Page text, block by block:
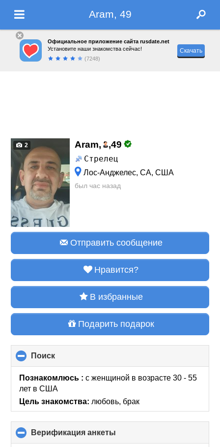
Aram, 49
Официальное приложение сайта rusdate.net
Установите наши знакомства сейчас!
(7248)
Скачать
2 Aram, ,49
Стрелец
Лос-Анджелес, CA, США
был час назад
Отправить сообщение
Нравится?
В избранные
Подарить подарок
Поиск
to
collapse
contents
Познакомлюсь :с женщиной в возрасте 30 - 55
лет в США
Цель знакомства: любовь, брак
Верификация анкеты
to